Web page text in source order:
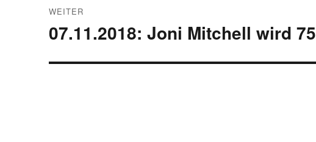
WEITER
Nächster
07.11.2018: Joni Mitchell wird 75